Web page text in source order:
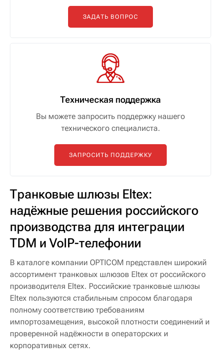
ЗАДАТЬ ВОПРОС
Техническая поддержка
Вы можете запросить поддержку нашего
технического специалиста.
ЗАПРОСИТЬ ПОДДЕРЖКУ
Транковые шлюзы Eltex:
надёжные решения российского
производства для интеграции
TDM и VoIP-телефонии
В каталоге компании OPTICOM представлен широкий
ассортимент транковых шлюзов Eltex от российского
производителя Eltex. Российские транковые шлюзы
Eltex пользуются стабильным спросом благодаря
полному соответствию требованиям
импортозамещения, высокой плотности соединений и
проверенной надёжности в операторских и
корпоративных сетях.